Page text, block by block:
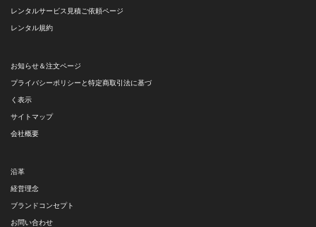
レンタルサービス見積ご依頼ページ
レンタル規約
お知らせ＆注文ページ
プライバシーポリシーと特定商取引法に基づ
く表示
サイトマップ
会社概要
沿革
経営理念
ブランドコンセプト
お問い合わせ